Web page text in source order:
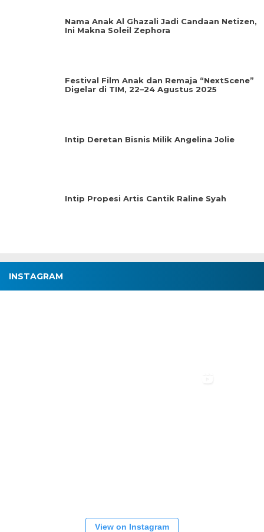
Nama Anak Al Ghazali Jadi Candaan Netizen,
Ini Makna Soleil Zephora
Festival Film Anak dan Remaja “NextScene”
Digelar di TIM, 22–24 Agustus 2025
Intip Deretan Bisnis Milik Angelina Jolie
Intip Propesi Artis Cantik Raline Syah
INSTAGRAM
View on Instagram